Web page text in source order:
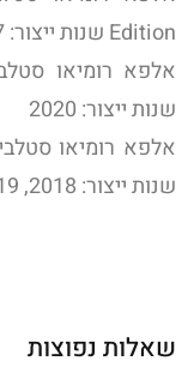
Edition שנות ייצור: 2017, 2018
שנות ייצור: 2020
שנות ייצור: 2018, 2019
שאלות נפוצות